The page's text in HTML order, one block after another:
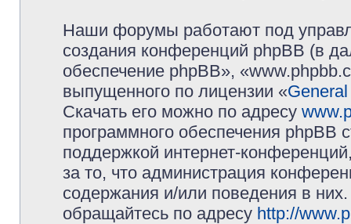
Наши форумы работают под
создания конференций phpBB (в
обеспечение phpBB»,
выпущенного по лицензии «
Скачать его можно по адресу
программного обеспечения phpBB
поддержкой интернет-
за то, что администрация
содержания и/или поведения в
обращайтесь по адресу http://